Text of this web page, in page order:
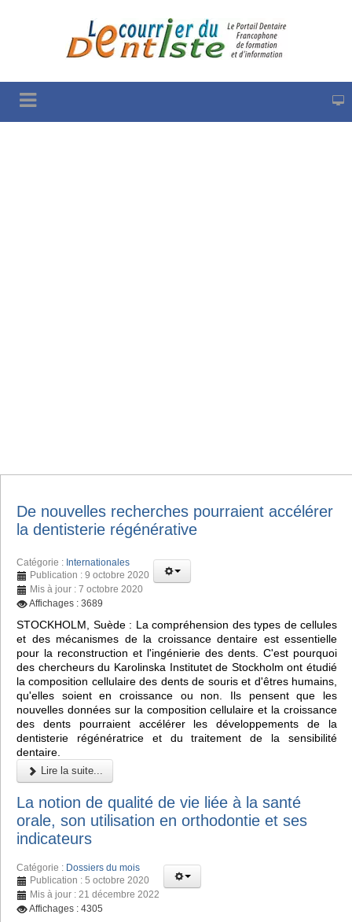
De nouvelles recherches pourraient accélérer
la dentisterie régénérative
Catégorie : Internationales
Publication : 9 octobre 2020
Mis à jour : 7 octobre 2020
Affichages : 3689
STOCKHOLM, Suède : La compréhension des types de cellules
et des mécanismes de la croissance dentaire est essentielle
pour la reconstruction et l'ingénierie des dents. C'est pourquoi
des chercheurs du Karolinska Institutet de Stockholm ont étudié
la composition cellulaire des dents de souris et d'êtres humains,
qu'elles soient en croissance ou non. Ils pensent que les
nouvelles données sur la composition cellulaire et la croissance
des dents pourraient accélérer les développements de la
dentisterie régénératrice et du traitement de la sensibilité
dentaire.
Lire la suite...
La notion de qualité de vie liée à la santé
orale, son utilisation en orthodontie et ses
indicateurs
Catégorie : Dossiers du mois
Publication : 5 octobre 2020
Mis à jour : 21 décembre 2022
Affichages : 4305